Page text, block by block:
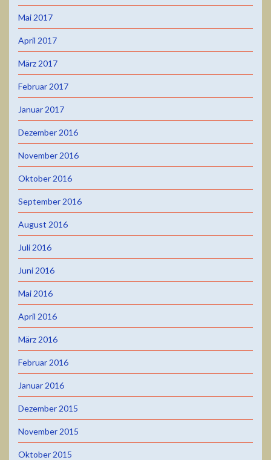
Mai 2017
April 2017
März 2017
Februar 2017
Januar 2017
Dezember 2016
November 2016
Oktober 2016
September 2016
August 2016
Juli 2016
Juni 2016
Mai 2016
April 2016
März 2016
Februar 2016
Januar 2016
Dezember 2015
November 2015
Oktober 2015